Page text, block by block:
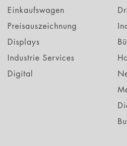
Einkaufswagen
Preisauszeichnung
Displays
Industrie Services
Digital